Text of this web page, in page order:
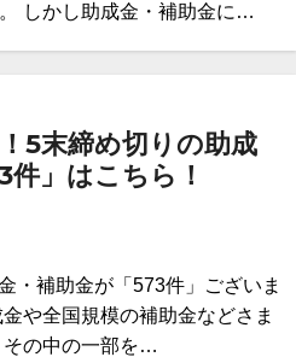
しかし助成金・補助金に…
5末締め切りの助成
」はこちら！
・補助金が「573件」ございま
や全国規模の補助金などさま
その中の一部を…